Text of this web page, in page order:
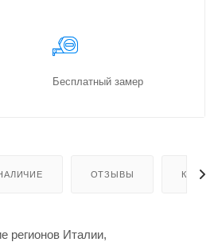
Бес­плат­ный замер
ОТЗЫВЫ КАК
регионов Италии,